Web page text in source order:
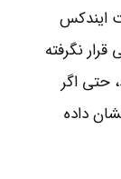
ایندکس
نگرفته
حتی اگر
داده